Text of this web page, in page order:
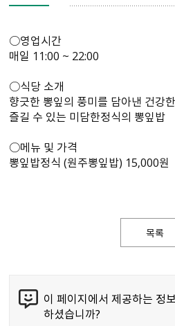
○영업시간
매일 11:00 ~ 22:00
○식당 소개
향긋한 뽕잎의 풍미를 담아낸 건강
즐길 수 있는 미담한정식의 뽕잎밥
○메뉴 및 가격
뽕잎밥정식 (원주뽕잎밥) 15,000원
목록
이 페이지에서 제공하는 정
하셨습니까?